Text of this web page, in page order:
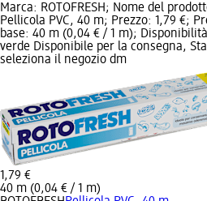
Marca: ROTOFRESH; Nome del
Pellicola PVC, 40 m; Prezzo: 1,79 €;
base: 40 m (0,04 € / 1 m);
verde Disponibile per la consegna,
seleziona il negozio dm
1,79 €
40 m (0,04 € / 1 m)